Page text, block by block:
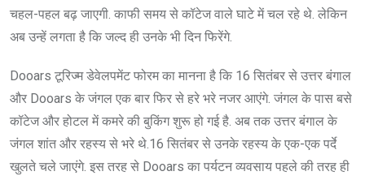
चहल-पहल बढ़ जाएगी. काफी समय से कॉटेज वाले घाटे में चल रहे थे. लेकिन
अब उन्हें लगता है कि जल्द ही उनके भी दिन फिरेंगे.
Dooars टूरिज्म डेवेलपमेंट फोरम का मानना है कि 16 सितंबर से उत्तर बंगाल
और Dooars के जंगल एक बार फिर से हरे भरे नजर आएंगे. जंगल के पास बसे
कॉटेज और होटल में कमरे की बुकिंग शुरू हो गई है. अब तक उत्तर बंगाल के
जंगल शांत और रहस्य से भरे थे.16 सितंबर से उनके रहस्य के एक-एक पर्दे
खुलते चले जाएंगे. इस तरह से Dooars का पर्यटन व्यवसाय पहले की तरह ही